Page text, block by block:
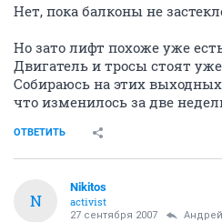
Нет, пока балконы не
Но зато лифт похоже уже
Двигатель и тросы стоят
Собираюсь на этих
что изменилось за две
ОТВЕТИТЬ
N
Nikitos
activist
27 сентября 2007